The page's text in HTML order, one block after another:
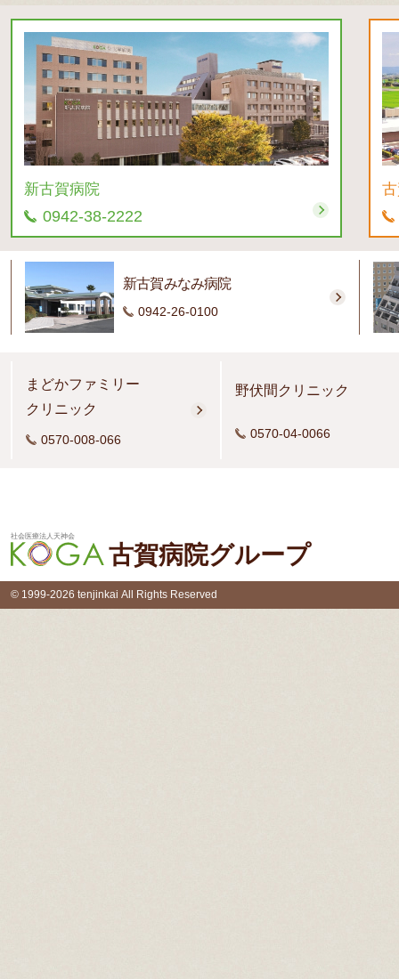
新古賀病院
0942-38-2222
新古賀みなみ病院
0942-26-0100
まどかファミリー
クリニック
0570-008-066
野伏間クリニック
0570-04-0066
社会医療法人天神会
古賀病院グループ
© 1999-2026 tenjinkai All Rights Reserved